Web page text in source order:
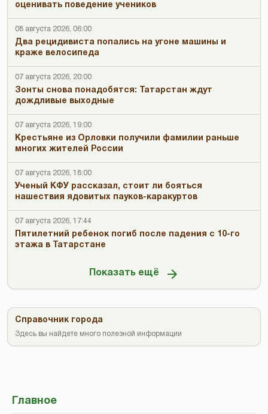
оценивать поведение учеников
08 августа 2026, 06:00
Два рецидивиста попались на угоне машины и
краже велосипеда
07 августа 2026, 20:00
Зонты снова понадобятся: Татарстан ждут
дождливые выходные
07 августа 2026, 19:00
Крестьяне из Орловки получили фамилии раньше
многих жителей России
07 августа 2026, 18:00
Ученый КФУ рассказал, стоит ли бояться
нашествия ядовитых пауков-каракуртов
07 августа 2026, 17:44
Пятилетний ребенок погиб после падения с 10-го
этажа в Татарстане
Показать ещё
Справочник города
Здесь вы найдете много полезной информации
Главное